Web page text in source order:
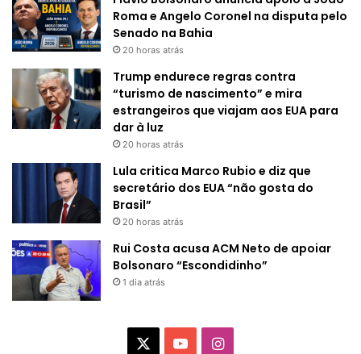
Roma e Angelo Coronel na disputa pelo
Senado na Bahia
20 horas atrás
Trump endurece regras contra
“turismo de nascimento” e mira
estrangeiros que viajam aos EUA para
dar à luz
20 horas atrás
Lula critica Marco Rubio e diz que
secretário dos EUA “não gosta do
Brasil”
20 horas atrás
Rui Costa acusa ACM Neto de apoiar
Bolsonaro “Escondidinho”
1 dia atrás
I